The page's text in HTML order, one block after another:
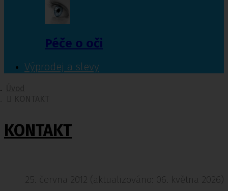
Péče o oči
Výprodej a slevy
KONTAKT
25. června 2012 (aktualizováno: 06. května 2026)